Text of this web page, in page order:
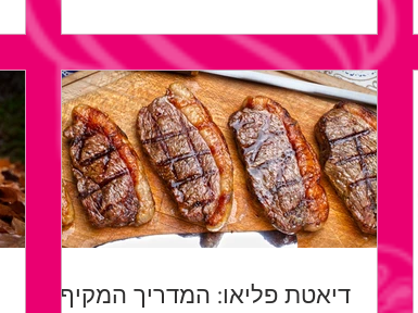
דיאטת פליאו: המדריך המקיף